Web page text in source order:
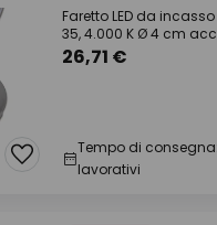
Faretto LED da
35, 4.000 K Ø 4 cm
alluminio
26,71 €
Tempo di
lavorativi